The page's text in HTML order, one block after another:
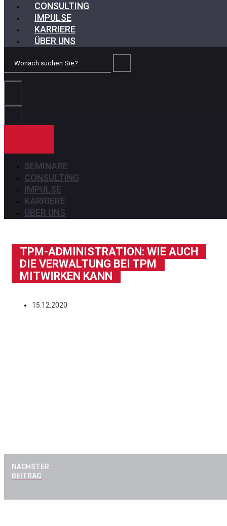
CONSULTING
IMPULSE
KARRIERE
ÜBER UNS
Wonach
Sie?
SEMINARE
CONSULTING
IMPULSE
KARRIERE
ÜBER UNS
TPM-ADMINISTRATION: WIE AUCH
DIE VERWALTUNG BEI TPM
MITWIRKEN KANN
15.12.2020
NÄCHSTER
BEITRAG